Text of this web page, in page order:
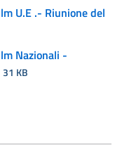
U.E .- Riunione del
Nazionali -
31 KB